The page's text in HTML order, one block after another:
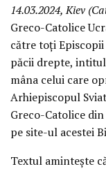
14.03.2024, Kiev
Greco-Catolice
către toți
păcii drepte,
mâna celui care
Arhiepiscopul
Greco-Catolice
pe site-ul acestei
Textul amintește